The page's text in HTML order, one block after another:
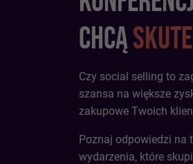
CHCĄ
Czy social selling to
szansa na większe
zakupowe Twoich
Poznaj odpowiedzi na
wydarzenia, które